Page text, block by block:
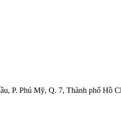
P. Phú Mỹ, Q. 7, Thành phố Hồ